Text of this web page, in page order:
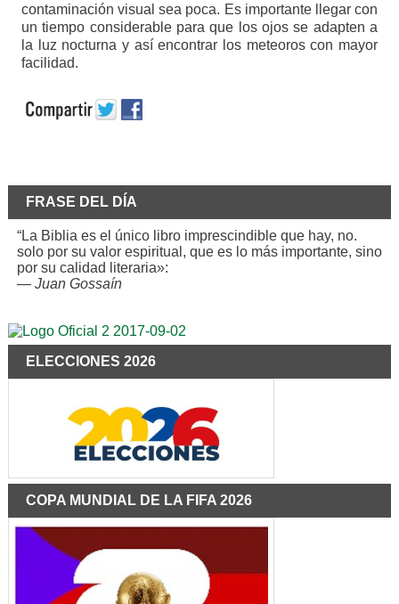
contaminación visual sea poca. Es importante llegar con
un tiempo considerable para que los ojos se adapten a
la luz nocturna y así encontrar los meteoros con mayor
facilidad.
FRASE DEL DÍA
“La Biblia es el único libro imprescindible que hay, no.
solo por su valor espiritual, que es lo más importante, sino
por su calidad literaria»:
— Juan Gossaín
ELECCIONES 2026
COPA MUNDIAL DE LA FIFA 2026